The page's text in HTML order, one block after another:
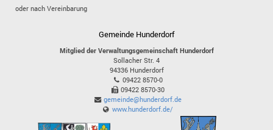
oder nach Vereinbarung
Gemeinde Hunderdorf
Mitglied der Verwaltungsgemeinschaft Hunderdorf
Sollacher Str. 4
94336 Hunderdorf
09422 8570-0
09422 8570-30
gemeinde@hunderdorf.de
www.hunderdorf.de/